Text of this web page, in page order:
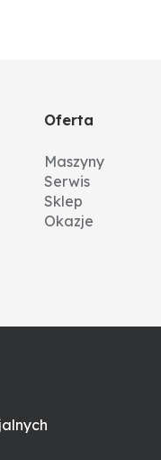
Oferta
Maszyny
Serwis
Sklep
Okazje